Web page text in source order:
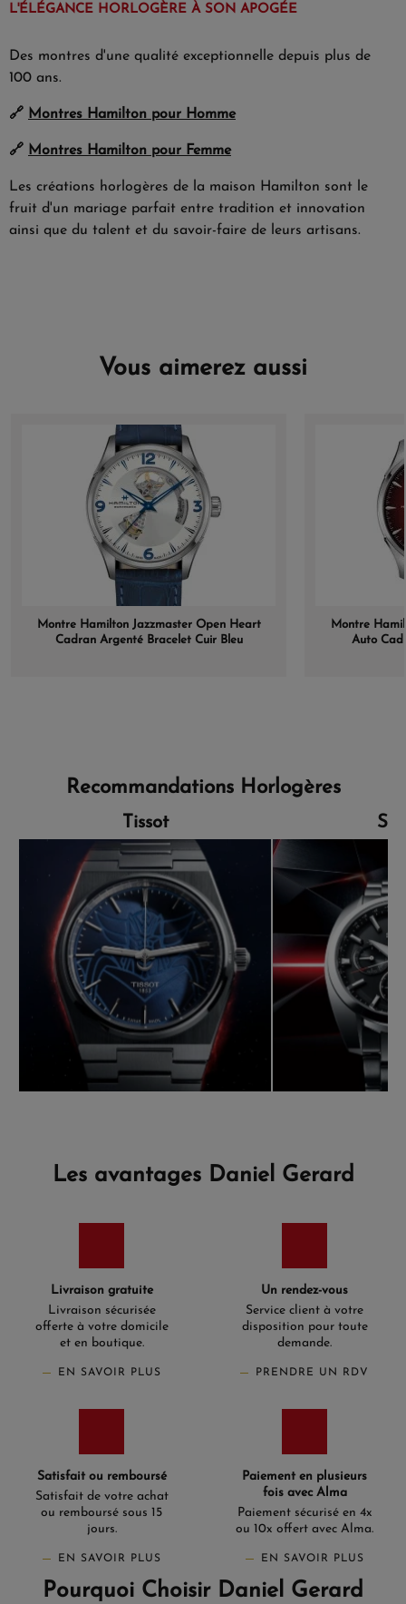
L'ÉLÉGANCE HORLOGÈRE À SON APOGÉE
Des montres d'une qualité exceptionnelle depuis plus de
100 ans.
🔗 Montres Hamilton pour Homme
🔗 Montres Hamilton pour Femme
Les créations horlogères de la maison Hamilton sont le
fruit d'un mariage parfait entre tradition et innovation
ainsi que du talent et du savoir-faire de leurs artisans.
Vous aimerez aussi
Montre Hamilton Jazzmaster Open Heart
Cadran Argenté Bracelet Cuir Bleu
Montre
Auto
Recommandations Horlogères
Tissot
Les avantages Daniel Gerard
Livraison gratuite
Livraison sécurisée
offerte à votre domicile
et en boutique.
EN SAVOIR PLUS
Un rendez-vous
Service client à votre
disposition pour toute
demande.
PRENDRE UN RDV
Satisfait ou remboursé
Satisfait de votre achat
ou remboursé sous 15
jours.
EN SAVOIR PLUS
Paiement en plusieurs
fois avec Alma
Paiement sécurisé en 4x
ou 10x offert avec Alma.
EN SAVOIR PLUS
Pourquoi Choisir Daniel Gerard